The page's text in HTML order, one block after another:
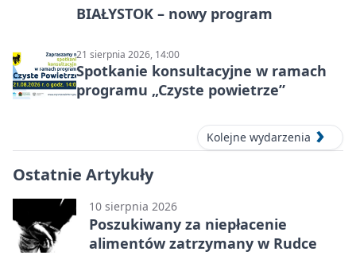
BIAŁYSTOK – nowy program
21 sierpnia 2026, 14:00
Spotkanie konsultacyjne w ramach
programu „Czyste powietrze”
Kolejne wydarzenia
Ostatnie Artykuły
10 sierpnia 2026
Poszukiwany za niepłacenie
alimentów zatrzymany w Rudce